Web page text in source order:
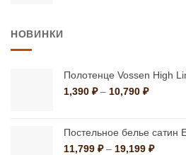
НОВИНКИ
Полотенце Vossen High
1,390 ₽ – 10,790 ₽Диапазон
–
10,790 ₽
Постельное белье сатин
11,799 ₽ – 19,199 ₽